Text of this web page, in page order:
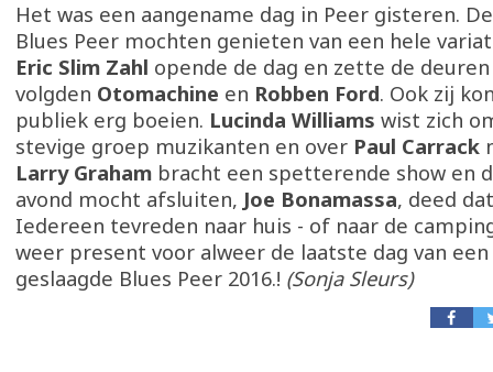
Het was een aangename dag in Peer gisteren.
Blues Peer mochten genieten van een hele
Eric Slim Zahl opende de dag en zette de
volgden Otomachine en Robben Ford. Ook zij
publiek erg boeien. Lucinda Williams wist zich
stevige groep muzikanten en over Paul Carrack
Larry Graham bracht een spetterende show en
avond mocht afsluiten, Joe Bonamassa, deed
Iedereen tevreden naar huis - of naar de
weer present voor alweer de laatste dag van
geslaagde Blues Peer 2016.! (Sonja Sleurs)